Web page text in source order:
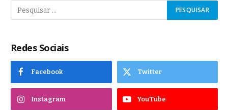
Redes Sociais
Facebook Twitter
Instagram YouTube